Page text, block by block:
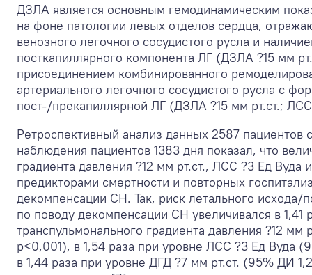
ДЗЛА является основным гемодинамическим
на фоне патологии левых отделов сердца,
венозного легочного сосудистого русла и
посткапиллярного компонента ЛГ (ДЗЛА ?15 мм
присоединением комбинированного
артериального легочного сосудистого русла с
пост-/прекапиллярной ЛГ (ДЗЛА ?15 мм рт.ст.;
Ретроспективный анализ данных 2587
наблюдения пациентов 1383 дня показал, что
градиента давления ?12 мм рт.ст., ЛСС ?3 Ед Вуда
предикторами смертности и повторных
декомпенсации СН. Так, риск летального исхода/
по поводу декомпенсации СН увеличивался в 1,41
транспульмонального градиента давления ?12 мм
p<0,001), в 1,54 раза при уровне ЛСС ?3 Ед Вуда
в 1,44 раза при уровне ДГД ?7 мм рт.ст. (95% ДИ